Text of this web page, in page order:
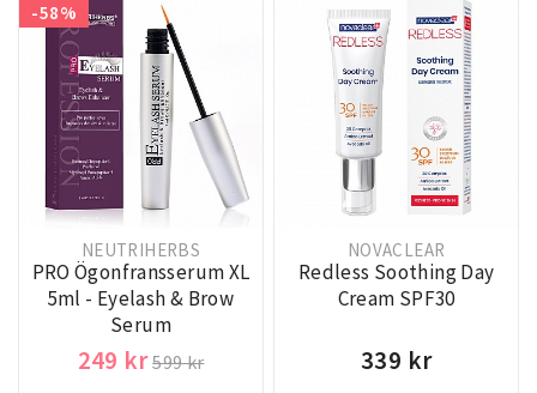
-58%
NEUTRIHERBS
PRO Ögonfransserum XL
5ml - Eyelash & Brow
Serum
249 kr599 kr
NOVACLEAR
Redless Soothing Day
Cream SPF30
339 kr